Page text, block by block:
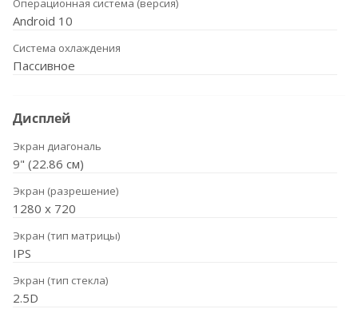
Операционная система (версия)
Android 10
Система охлаждения
Пассивное
Дисплей
Экран диагональ
9" (22.86 см)
Экран (разрешение)
1280 х 720
Экран (тип матрицы)
IPS
Экран (тип стекла)
2.5D